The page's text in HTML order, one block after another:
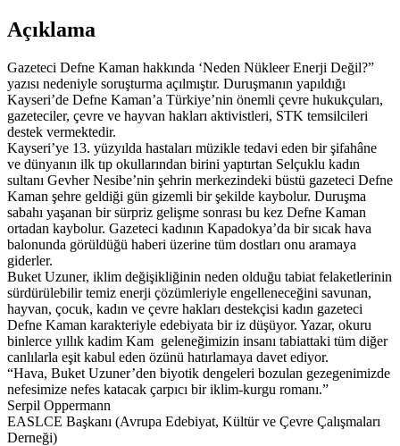
Açıklama
Gazeteci Defne Kaman hakkında ‘Neden Nükleer Enerji Değil?”
yazısı nedeniyle soruşturma açılmıştır. Duruşmanın yapıldığı
Kayseri’de Defne Kaman’a Türkiye’nin önemli çevre hukukçuları,
gazeteciler, çevre ve hayvan hakları aktivistleri, STK temsilcileri
destek vermektedir.
Kayseri’ye 13. yüzyılda hastaları müzikle tedavi eden bir şifahâne
ve dünyanın ilk tıp okullarından birini yaptırtan Selçuklu kadın
sultanı Gevher Nesibe’nin şehrin merkezindeki büstü gazeteci Defne
Kaman şehre geldiği gün gizemli bir şekilde kaybolur. Duruşma
sabahı yaşanan bir sürpriz gelişme sonrası bu kez Defne Kaman
ortadan kaybolur. Gazeteci kadının Kapadokya’da bir sıcak hava
balonunda görüldüğü haberi üzerine tüm dostları onu aramaya
giderler.
Buket Uzuner, iklim değişikliğinin neden olduğu tabiat felaketlerinin
sürdürülebilir temiz enerji çözümleriyle engelleneceğini savunan,
hayvan, çocuk, kadın ve çevre hakları destekçisi kadın gazeteci
Defne Kaman karakteriyle edebiyata bir iz düşüyor. Yazar, okuru
binlerce yıllık kadim Kam geleneğimizin insanı tabiattaki tüm diğer
canlılarla eşit kabul eden özünü hatırlamaya davet ediyor.
“Hava, Buket Uzuner’den biyotik dengeleri bozulan gezegenimizde
nefesimize nefes katacak çarpıcı bir iklim-kurgu romanı.”
Serpil Oppermann
EASLCE Başkanı (Avrupa Edebiyat, Kültür ve Çevre Çalışmaları
Derneği)